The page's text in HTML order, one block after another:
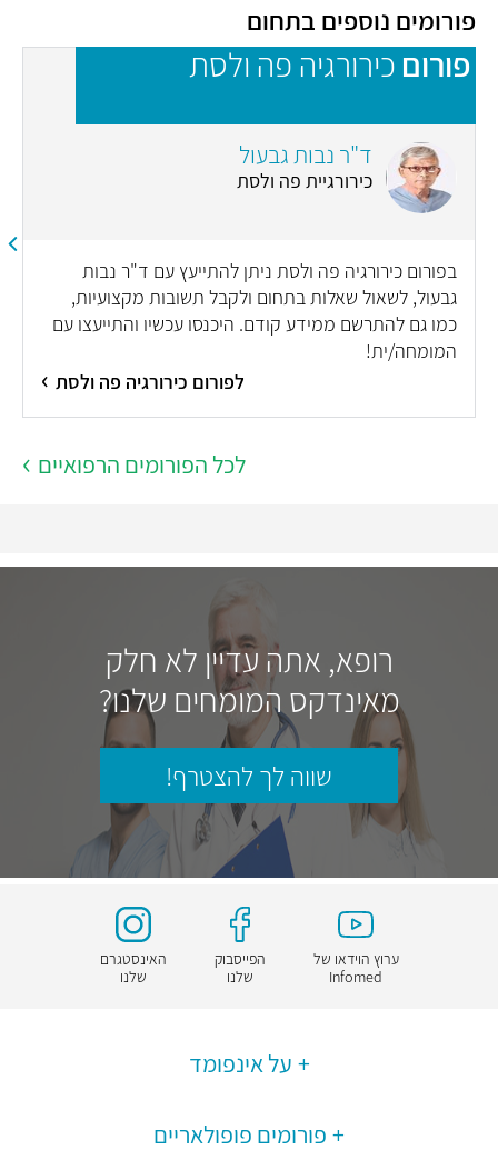
פורומים נוספים בתחום
פורום כירורגיה פה ולסת
ד"ר נבות גבעול
כירורגיית פה ולסת
בפורום כירורגיה פה ולסת ניתן להתייעץ עם ד"ר נבות
גבעול, לשאול שאלות בתחום ולקבל תשובות מקצועיות,
כמו גם להתרשם ממידע קודם. היכנסו עכשיו והתייעצו עם
המומחה/ית!
לפורום כירורגיה פה ולסת
לכל הפורומים הרפואיים
רופא, אתה עדיין לא חלק
מאינדקס המומחים שלנו?
שווה לך להצטרף!
ערוץ הוידאו של
Infomed
הפייסבוק
שלנו
האינסטגרם
שלנו
על אינפומד
פורומים פופולאריים